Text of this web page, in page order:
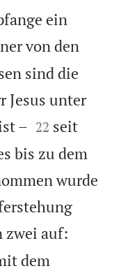
ein
von den
sind die
Jesus unter
– 

22 seit
bis zu dem
wurde
zwei auf:
dem